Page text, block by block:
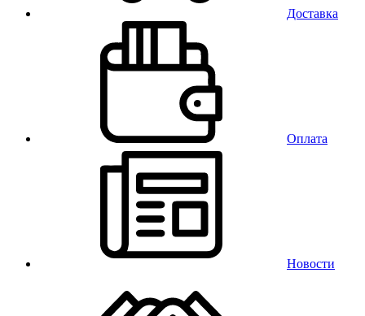
Доставка
Оплата
Новости